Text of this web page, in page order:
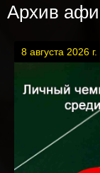
Архив
8 августа 2026 г.